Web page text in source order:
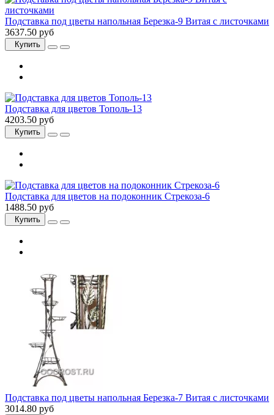
Подставка под цветы напольная Березка-9 Витая с листочками
3637.50 руб
Купить
Подставка для цветов Тополь-13
4203.50 руб
Купить
Подставка для цветов на подоконник Стрекоза-6
1488.50 руб
Купить
Подставка под цветы напольная Березка-7 Витая с листочками
3014.80 руб